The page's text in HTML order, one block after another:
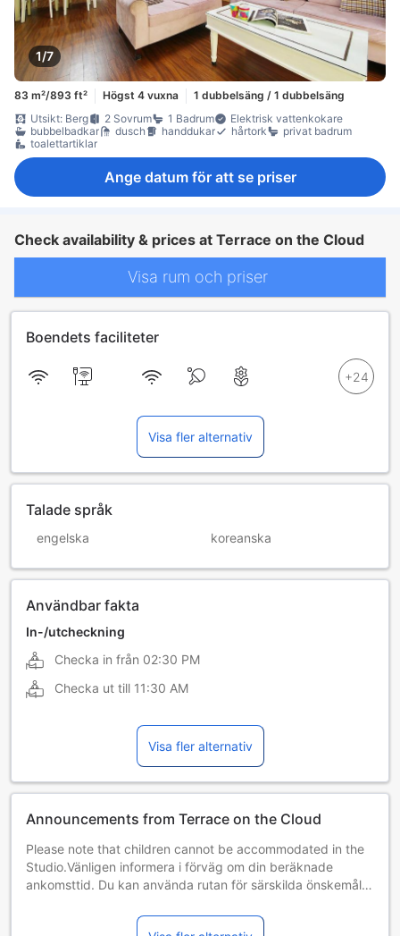
1/7
83 m²/893 ft² Högst 4 vuxna
1 dubbelsäng / 1 dubbelsäng
Utsikt: Berg
2 Sovrum 1 Badrum
Elektrisk vattenkokare
bubbelbadkar
dusch handdukar hårtork
privat badrum
toalettartiklar
Ange datum för att se priser
Check availability & prices at Terrace on the Cloud
Visa rum och priser
Boendets faciliteter
Visa fler alternativ
Talade språk
engelska koreanska
Användbar fakta
In-/utcheckning
Checka in från 02:30 PM
Checka ut till 11:30 AM
Visa fler alternativ
Announcements from Terrace on the Cloud
Please note that children cannot be accommodated in the
Studio.Vänligen informera i förväg om din beräknade
ankomsttid. Du kan använda rutan för särskilda önskemål
bokningsbekräftelsen.